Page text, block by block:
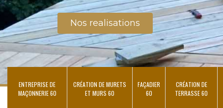
Nos realisations
ENTREPRISE DE
MAÇONNERIE 60
CRÉATION DE MURETS
ET MURS 60
FAÇADIER
60
CRÉATION DE
TERRASSE 60